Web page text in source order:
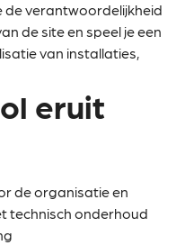
de verantwoordelijkheid
de site en speel je een
van installaties,
eruit
de organisatie en
technisch onderhoud